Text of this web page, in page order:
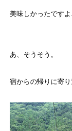
美味しかったですよ
あ、そうそう。
宿からの帰りに寄